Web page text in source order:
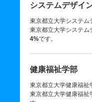
システムデザイ
東京都立大学システム
東京都立大学システム
4%です。
健康福祉学部
東京都立大学健康福祉
東京都立大学健康福祉